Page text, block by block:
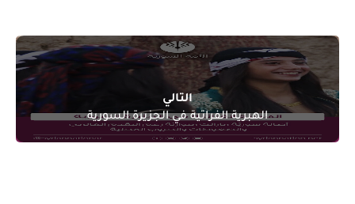
التالي
الهبرية الفراتية في الجزيرة السورية